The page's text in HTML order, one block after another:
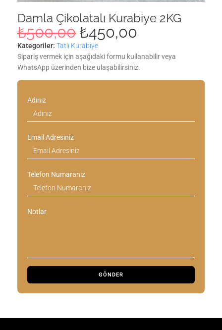
Damla Çikolatalı Kurabiye 2KG
₺500,00 ₺450,00
Kategoriler: Tatlı Kurabiye
Sipariş vermek için aşağıdaki formu kullanabilir veya
WhatsApp üzerinden bize ulaşabilirsiniz.
Adınız
Email Adresiniz
Telefon Numaranız
Notlar